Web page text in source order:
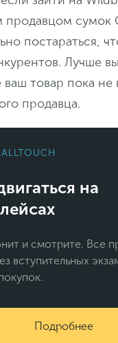
продавцом сумок
постараться,
Лучше
ваш товар пока не
продавца.
на
и смотрите. Все
вступительных
Подробнее